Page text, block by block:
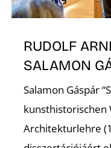
RUDOLF
SALAMON
Salamon Gáspár
kunsthistorischen
Architekturlehre